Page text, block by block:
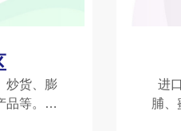
炒货、膨
品等。健
进
脯、